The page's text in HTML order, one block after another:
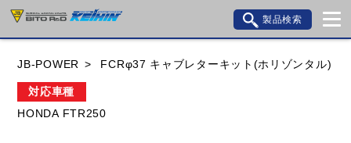
製品検索
JB-POWER FCRφ37 キャブレターキット(ホリゾンタル)
対応車種
HONDA FTR250